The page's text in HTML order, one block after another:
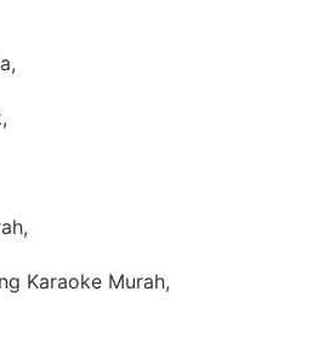
Karaoke Murah,